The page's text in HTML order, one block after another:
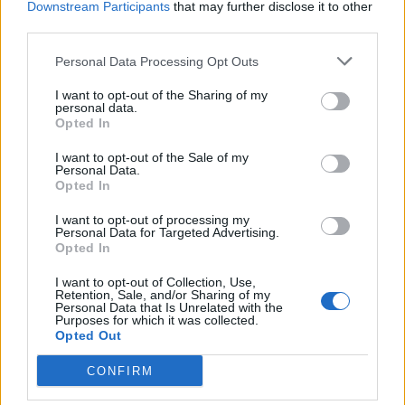
Downstream Participants that may further disclose it to other
Personal Data Processing Opt Outs
I want to opt-out of the Sharing of my
personal data.
Opted In
I want to opt-out of the Sale of my
Personal Data.
Opted In
I want to opt-out of processing my
Personal Data for Targeted Advertising.
Opted In
I want to opt-out of Collection, Use,
Retention, Sale, and/or Sharing of my
Personal Data that Is Unrelated with the
Purposes for which it was collected.
Opted Out
CONFIRM
Ακολουθήστε το Pink.gr στοGoogle News
μάθετε πρώτοιτα πιο hot νέα.
Ακολουθήστε το Pink.gr και στο